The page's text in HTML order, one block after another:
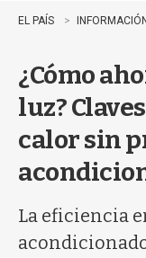
EL PAÍS INFORMACIÓN
¿Cómo
luz?
calor sin
La eficiencia